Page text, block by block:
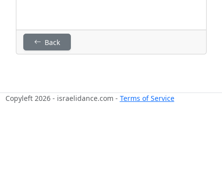
Back
Copyleft 2026 - israelidance.com - Terms of Service